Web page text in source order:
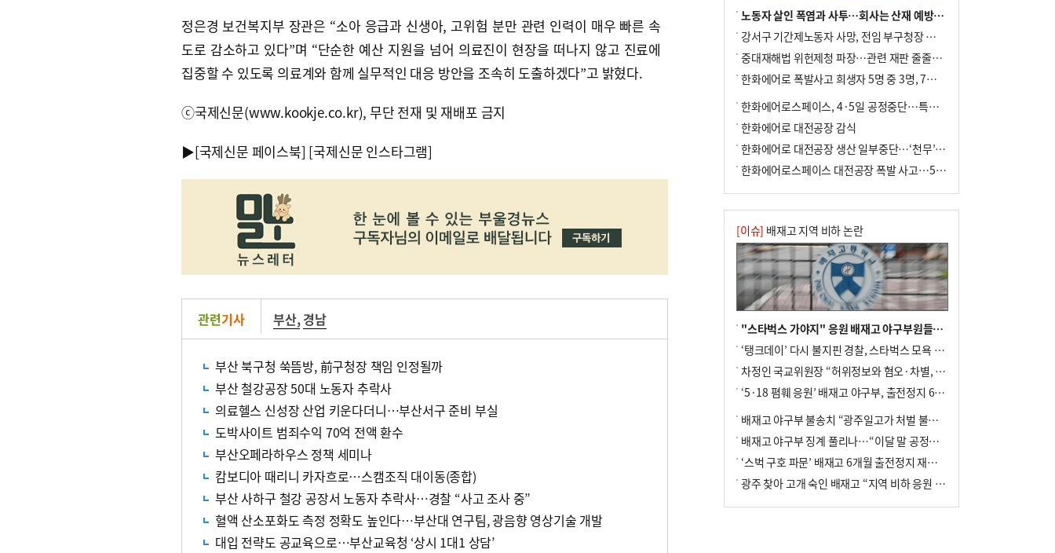
정은경 보건복지부 장관은 “소아 응급과 신생아, 고위험 분만 관련 인력이 매우 빠른 속
도로 감소하고 있다”며 “단순한 예산 지원을 넘어 의료진이 현장을 떠나지 않고 진료에
집중할 수 있도록 의료계와 함께 실무적인 대응 방안을 조속히 도출하겠다”고 밝혔다.
ⓒ국제신문(www.kookje.co.kr), 무단 전재 및 재배포 금지
▶[국제신문 페이스북] [국제신문 인스타그램]
관련기사 부산,경남
부산 북구청 쑥뜸방, 前구청장 책임 인정될까
부산 철강공장 50대 노동자 추락사
의료헬스 신성장 산업 키운다더니…부산서구 준비 부실
도박사이트 범죄수익 70억 전액 환수
부산오페라하우스 정책 세미나
캄보디아 때리니 카자흐로…스캠조직 대이동(종합)
부산 사하구 철강 공장서 노동자 추락사…경찰 “사고 조사 중”
혈액 산소포화도 측정 정확도 높인다…부산대 연구팀, 광음향 영상기술 개발
대입 전략도 공교육으로…부산교육청 ‘상시 1대1 상담’
노동자 살인 폭염과 사투…회사는 산재 예방·전기료 절감 전력
강서구 기간제노동자 사망, 전임 부구청장 檢 송치
중대재해법 위헌제청 파장…관련 재판 줄줄이 브레이크
한화에어로 폭발사고 희생자 5명 중 3명, 7일 영면
한화에어로스페이스, 4·5일 공정중단…특별 안전점검
한화에어로 대전공장 감식
한화에어로 대전공장 생산 일부중단…‘천무’ 수출 비상
한화에어로스페이스 대전공장 폭발 사고…5명 사망·2명 부상(종합)
[이슈] 배재고 지역 비하 논란
"스타벅스 가야지" 응원 배재고 야구부원들, 학교서 징계 처분
‘탱크데이’ 다시 불지핀 경찰, 스타벅스 모욕 혐의 압수수색
차정인 국교위원장 “허위정보와 혐오·차별, 학교 교실까지 유입"
‘5·18 폄훼 응원’ 배재고 야구부, 출전정지 6개월→1개월 감경
배재고 야구부 불송치 “광주일고가 처벌 불원 의사 표해”
배재고 야구부 징계 풀리나…“이달 말 공정위서 재심의”
‘스벅 구호 파문’ 배재고 6개월 출전정지 재심 신청키로
광주 찾아 고개 숙인 배재고 “지역 비하 응원 잘못”(종합)